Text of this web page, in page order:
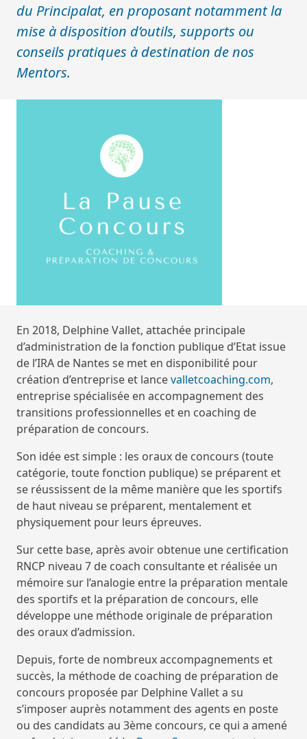
du Principalat, en proposant notamment la
mise à disposition d’outils, supports ou
conseils pratiques à destination de nos
Mentors.
En 2018, Delphine Vallet, attachée principale
d’administration de la fonction publique d’Etat issue
de l’IRA de Nantes se met en disponibilité pour
création d’entreprise et lancevalletcoaching.com,
entreprise spécialisée en accompagnement des
transitions professionnelles et en coaching de
préparation de concours.
Son idée est simple : les oraux de concours (toute
catégorie, toute fonction publique) se préparent et
se réussissent de la même manière que les sportifs
de haut niveau se préparent, mentalement et
physiquement pour leurs épreuves.
Sur cette base, après avoir obtenue une certification
RNCP niveau 7 de coach consultante et réalisée un
mémoire sur l’analogie entre la préparation mentale
des sportifs et la préparation de concours, elle
développe une méthode originale de préparation
des oraux d’admission.
Depuis, forte de nombreux accompagnements et
succès, la méthode de coaching de préparation de
concours proposée par Delphine Vallet a su
s’imposer auprès notamment des agents en poste
ou des candidats au 3ème concours, ce qui a amené